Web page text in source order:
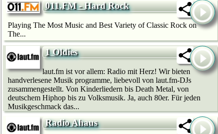
011.FM - Hard Rock
Playing The Most Music and Best Variety of Classic Rock on
The...
1 Oldies
laut.fm ist vor allem: Radio mit Herz! Wir bie­ten
handverlesene Musik programme, liebevoll von laut.fm-DJs
zusammengestellt. Von Kinderliedern bis Death Metal, von
deutschem Hip­hop bis zu Volksmusik. Ja, auch 80er. Für jeden
Musikgeschmack das...
Radio Ahaus